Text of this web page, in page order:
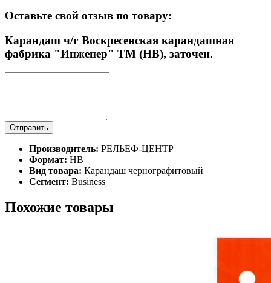
Оставьте свой отзыв по товару:
Карандаш ч/г Воскресенская карандашная
фабрика "Инженер" ТМ (HB), заточен.
Отправить
Производитель: РЕЛЬЕФ-ЦЕНТР
Формат: HB
Вид товара: Карандаш чернографитовый
Сегмент: Business
Похожие товары